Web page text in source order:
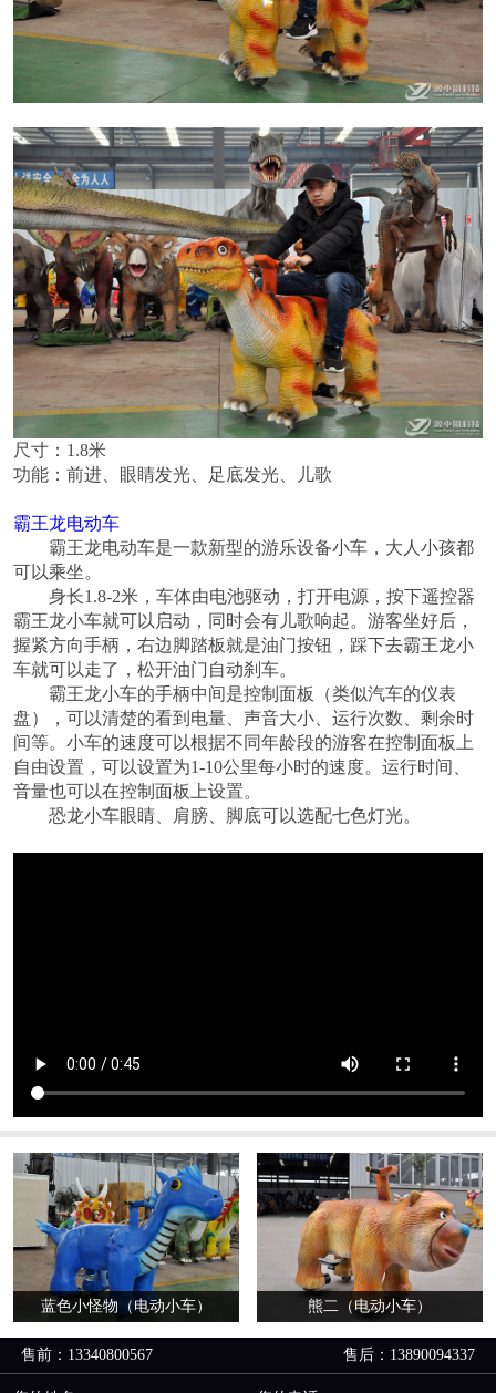
尺寸：1.8米
功能：前进、眼睛发光、足底发光、儿歌
霸王龙电动车
霸王龙电动车是一款新型的游乐设备小车，大人小孩都
可以乘坐。
身长1.8-2米，车体由电池驱动，打开电源，按下遥控器
霸王龙小车就可以启动，同时会有儿歌响起。游客坐好后，
握紧方向手柄，右边脚踏板就是油门按钮，踩下去霸王龙小
车就可以走了，松开油门自动刹车。
霸王龙小车的手柄中间是控制面板（类似汽车的仪表
盘），可以清楚的看到电量、声音大小、运行次数、剩余时
间等。小车的速度可以根据不同年龄段的游客在控制面板上
自由设置，可以设置为1-10公里每小时的速度。运行时间、
音量也可以在控制面板上设置。
恐龙小车眼睛、肩膀、脚底可以选配七色灯光。
蓝色小怪物（电动小车） 熊二（电动小车）
售前：13340800567 售后：13890094337